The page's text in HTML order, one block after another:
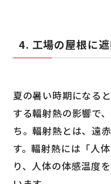
4. 工場の屋根に
夏の暑い時期になる
する輻射熱の影響で
ち。輻射熱とは、遠
す。輻射熱には「人
り、人体の体感温度